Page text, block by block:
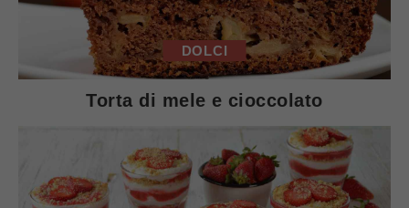
DOLCI
Torta di mele e cioccolato